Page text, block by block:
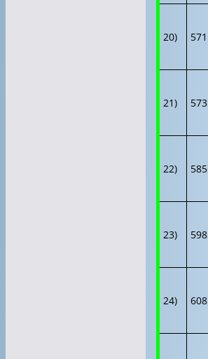
20) 571
21) 573
22) 585
23) 598
24) 608